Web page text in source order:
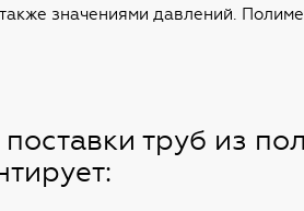
значениями давлений.
труб из